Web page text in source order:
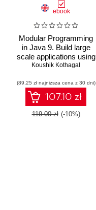
ebook
Modular Programming
in Java 9. Build large
scale applications using
Java modularity and
Koushik Kothagal
(89,25 zł najniższa cena z 30 dni)
107.10 zł
119.00 zł (-10%)